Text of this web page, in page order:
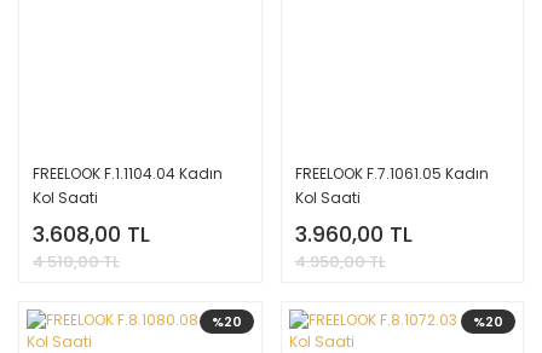
FREELOOK F.1.1104.04 Kadın
Kol Saati
3.608,00 TL
4.510,00 TL
FREELOOK F.7.1061.05 Kadın
Kol Saati
3.960,00 TL
4.950,00 TL
%20 %20